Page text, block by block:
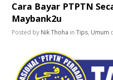
Cara Bayar PTPTN
Maybank2u
Posted by Nik Thoha in Tips, Umum